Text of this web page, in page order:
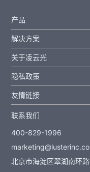
产品
解决方案
关于凌云光
隐私政策
友情链接
联系我们
400-829-1996
北京市海淀区翠湖南环